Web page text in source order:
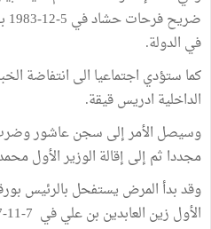
في الدولة.
الداخلية ادريس قيقة.
وسيصل الأمر إلى سجن عاشور وضرب
مجددا ثم إلى إقالة الوزير الأول
وقد بدأ المرض يستفحل بالرئيس
الأول زين العابدين بن علي في 7-11-1987.